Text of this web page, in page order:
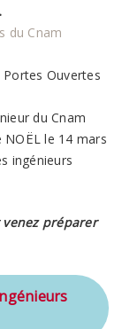
du Cnam
Portes Ouvertes
du Cnam
NOËL le 14 mars
ingénieurs
préparer